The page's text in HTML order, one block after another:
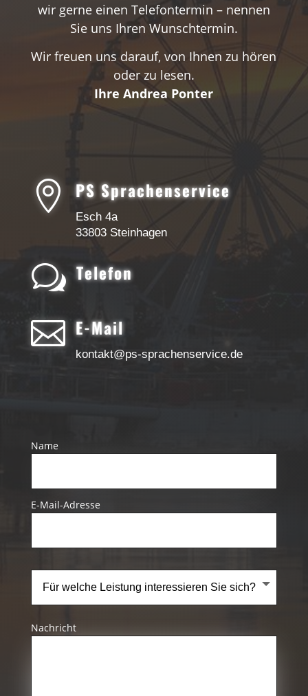
wir gerne einen Telefontermin – nennen
Sie uns Ihren Wunschtermin.
Wir freuen uns darauf, von Ihnen zu hören
oder zu lesen.
Ihre Andrea Ponter
 PS Sprachenservice
Esch 4a
33803 Steinhagen
w Telefon
 E-Mail
kontakt@ps-sprachenservice.de
Name
E-Mail-Adresse
Nachricht